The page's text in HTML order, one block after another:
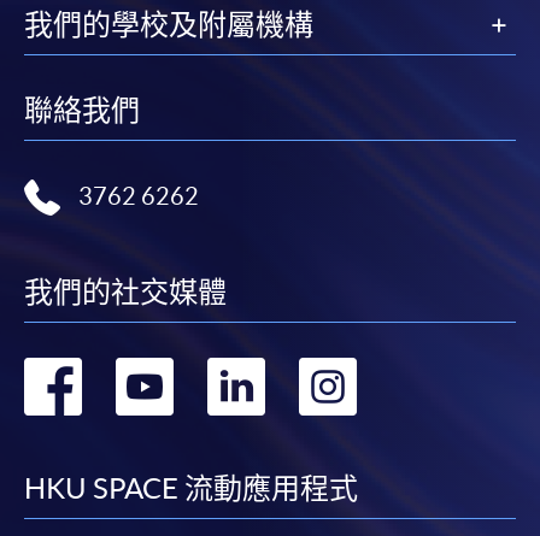
我們的學校及附屬機構
聯絡我們
3762 6262
我們的社交媒體
轉
facebook
轉
youtube
轉
linkedin
轉
HKU SPACE 流動應用程式